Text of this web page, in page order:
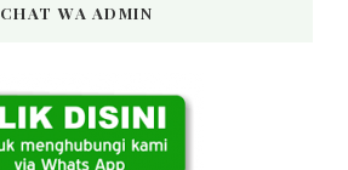
CHAT WA ADMIN